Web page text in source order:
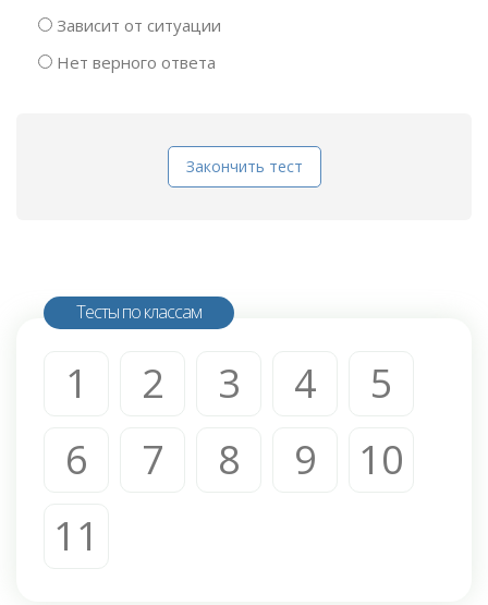
Зависит от ситуации
Нет верного ответа
Закончить тест
Тесты по классам
1 2 3 4
5
6
7 8 9
10
11